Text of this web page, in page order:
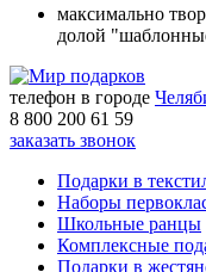
максимально
долой
телефон в городе
8 800 200 61 59
заказать звонок
Подарки в
Наборы
Школьные ранцы
Комплексные
Подарки в